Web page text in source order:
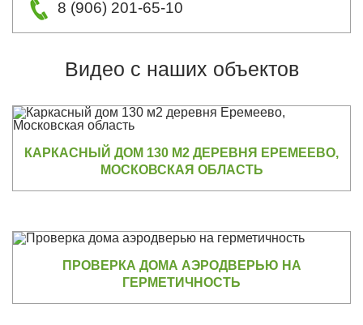
8 (906) 201-65-10
Видео с наших объектов
КАРКАСНЫЙ ДОМ 130 М2 ДЕРЕВНЯ ЕРЕМЕЕВО,
МОСКОВСКАЯ ОБЛАСТЬ
ПРОВЕРКА ДОМА АЭРОДВЕРЬЮ НА
ГЕРМЕТИЧНОСТЬ